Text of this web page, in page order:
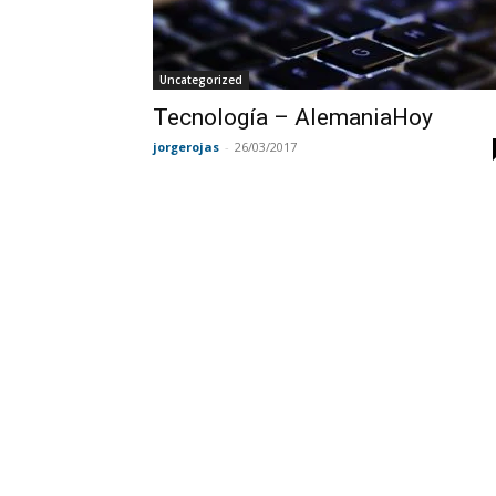
Uncategorized
Tecnología – AlemaniaHoy
jorgerojas - 26/03/2017